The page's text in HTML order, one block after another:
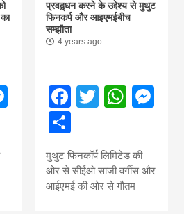
Messenger
प्रवद्र्धन करने के उद्देश्य से मुथुट
फिनकर्प और आइएमईबीच
सम्झौता
4 years ago
Facebook
Twitter
Share
मुथुट फिनकॉर्प लिमिटेड की
ओर से सीईओ साजी वर्गीस और
आईएमई की ओर से गौतम